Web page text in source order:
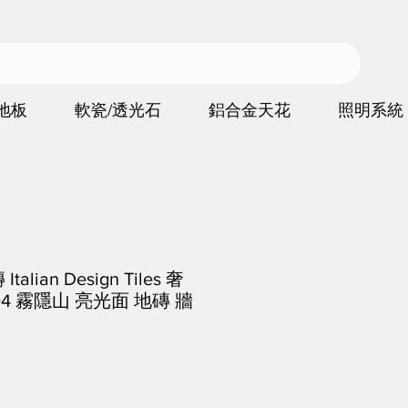
板 軟瓷/透光石 鋁合金天花 照明系統
Italian Design Tiles 奢
霧隱山 亮光面 地磚 牆